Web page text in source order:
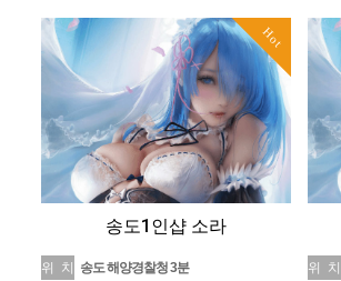
Hot
송도1인샵 소라
위 치 송도 해양경찰청 3분 위 치